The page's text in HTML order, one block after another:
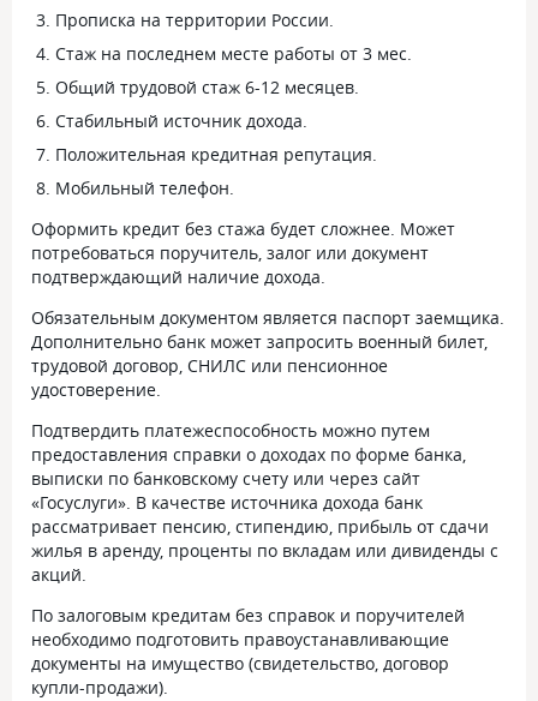
Прописка на территории России.
Стаж на последнем месте работы от 3 мес.
Общий трудовой стаж 6-12 месяцев.
Стабильный источник дохода.
Положительная кредитная репутация.
Мобильный телефон.
Оформить кредит без стажа будет сложнее. Может
потребоваться поручитель, залог или документ
подтверждающий наличие дохода.
Обязательным документом является паспорт заемщика.
Дополнительно банк может запросить военный билет,
трудовой договор, СНИЛС или пенсионное
удостоверение.
Подтвердить платежеспособность можно путем
предоставления справки о доходах по форме банка,
выписки по банковскому счету или через сайт
«Госуслуги». В качестве источника дохода банк
рассматривает пенсию, стипендию, прибыль от сдачи
жилья в аренду, проценты по вкладам или дивиденды с
акций.
По залоговым кредитам без справок и поручителей
необходимо подготовить правоустанавливающие
документы на имущество (свидетельство, договор
купли-продажи).